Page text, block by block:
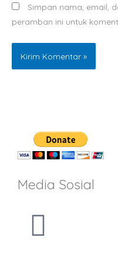
Simpan nama, email,
peramban ini untuk
Media Sosial
F